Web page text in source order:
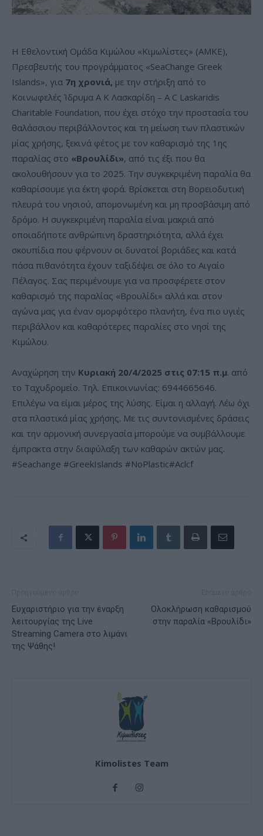
Η Εθελοντική Ομάδα Κιμώλου «Κιμωλίστες» (ΑΜΚΕ),
Πρεσβευτής του προγράμματος «SeaChange Greek
Islands», για 7η χρονιά, με την στήριξη από το
Κοινωφελές Ίδρυμα Α Κ Λασκαρίδη – A C Laskaridis
Charitable Foundation, που έχει στόχο την προστασία του
θαλάσσιου περιβάλλοντος και τη μείωση των πλαστικών
μίας χρήσης, ξεκινά φέτος με τον καθαρισμό της 1ης
παραλίας στο «Βρουλίδι», από τις έξι που θα
ακολουθήσουν για το 2025. Την συγκεκριμένη παραλία θα
καθαρίσουμε για έκτη φορά. Bρίσκεται στη Βορειοδυτική
πλευρά του νησιού, απομονωμένη και μη προσβάσιμη από
δρόμο. Η συγκεκριμένη παραλία είναι μακριά από
οποιαδήποτε ανθρώπινη δραστηριότητα, αλλά έχει
σκουπίδια που φέρνουν οι δυνατοί βοριάδες και κατά
πάσα πιθανότητα έχουν ταξιδέψει σε όλο το Αιγαίο
Πέλαγος. Σας περιμένουμε για να προσφέρετε στον
καθαρισμό της παραλίας «Βρουλίδι» αλλά και στον
αγώνα μας για έναν ομορφότερο πλανήτη, ένα πιο υγιές
περιβάλλον και καθαρότερες παραλίες στο νησί της
Κιμώλου.
Αναχώρηση την Κυριακή 20/4/2025 στις 07:15 π.μ. από
το Ταχυδρομείο. Τηλ. Επικοινωνίας: 6944665646.
Επιλέγω να είμαι μέρος της λύσης. Είμαι η αλλαγή. Λέω όχι
στα πλαστικά μίας χρήσης. Με τις συντονισμένες δράσεις
και την αρμονική συνεργασία μπορούμε να συμβάλλουμε
έμπρακτα στην διαφύλαξη των καθαρών ακτών μας.
#Seachange #GreekIslands #NoPlastic#Aclcf
Ευχαριστήριο για την έναρξη
λειτουργίας της Live
Streaming Camera στο λιμάνι
της Ψάθης!
Ολοκλήρωση καθαρισμού
στην παραλία «Βρουλίδι»
Kimolistes Team